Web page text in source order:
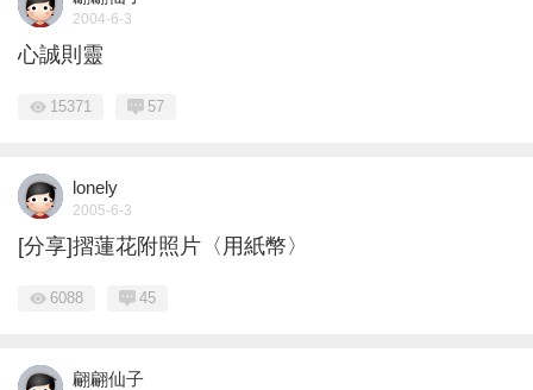
2004-6-3
心誠則靈
15371 57
lonely
2005-6-3
[分享]摺蓮花附照片〈用紙幣〉
6088 45
翩翩仙子